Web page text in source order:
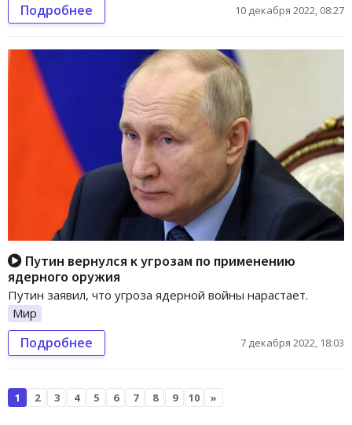
Подробнее 10 декабря 2022, 08:27
Путин вернулся к угрозам по применению
ядерного оружия
Путин заявил, что угроза ядерной войны нарастает.
Мир
Подробнее 7 декабря 2022, 18:03
1 2 3 4 5 6 7 8 9 10 »